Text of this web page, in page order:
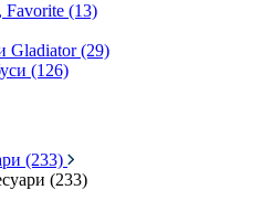
Favorite (13)
Gladiator (29)
(126)
(233)
(233)